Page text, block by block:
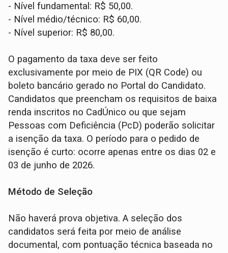
- Nível fundamental: R$ 50,00.
- Nível médio/técnico: R$ 60,00.
- Nível superior: R$ 80,00.
O pagamento da taxa deve ser feito
exclusivamente por meio de PIX (QR Code) ou
boleto bancário gerado no Portal do Candidato.
Candidatos que preencham os requisitos de baixa
renda inscritos no CadÚnico ou que sejam
Pessoas com Deficiência (PcD) poderão solicitar
a isenção da taxa. O período para o pedido de
isenção é curto: ocorre apenas entre os dias 02 e
03 de junho de 2026.
Método de Seleção
Não haverá prova objetiva. A seleção dos
candidatos será feita por meio de análise
documental, com pontuação técnica baseada no